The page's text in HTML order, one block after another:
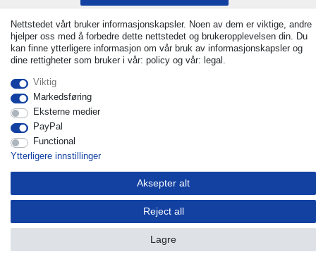
Nettstedet vårt bruker informasjonskapsler. Noen av dem er viktige, andre
hjelper oss med å forbedre dette nettstedet og brukeropplevelsen din. Du
kan finne ytterligere informasjon om vår bruk av informasjonskapsler og
dine rettigheter som bruker i vår: policy og vår: legal.
Viktig
Markedsføring
Eksterne medier
PayPal
Functional
Ytterligere innstillinger
Aksepter alt
Reject all
Lagre
Ta kontakt med